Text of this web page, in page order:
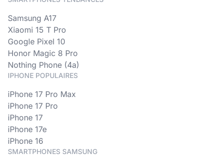
Samsung A17
Xiaomi 15 T Pro
Google Pixel 10
Honor Magic 8 Pro
Nothing Phone (4a)
IPHONE POPULAIRES
iPhone 17 Pro Max
iPhone 17 Pro
iPhone 17
iPhone 17e
iPhone 16
SMARTPHONES SAMSUNG